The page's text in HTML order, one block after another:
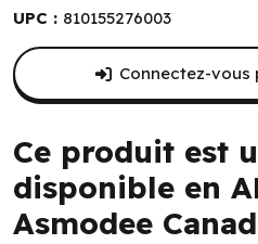
UPC : 810155276003
Ce produit est
disponible en
Asmodee
Connectez-